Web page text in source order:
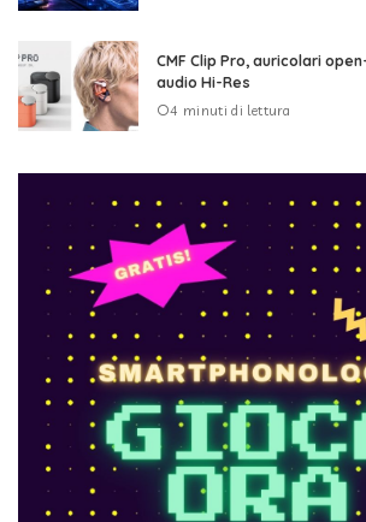
CMF Clip Pro, auricolari
audio Hi-Res
4 minuti di lettura